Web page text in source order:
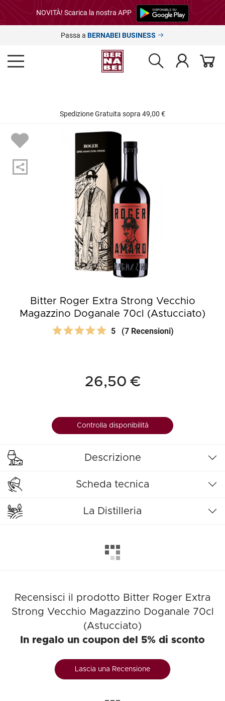
NOVITÀ! Scarica la nostra APP
Passa a BERNABEI BUSINESS
Spedizione Gratuita sopra 49,00 €
Bitter Roger Extra Strong Vecchio
Magazzino Doganale 70cl (Astucciato)
5 (7 Recensioni)
26,50 €
Controlla disponibilità
Descrizione
Scheda tecnica
La Distilleria
Recensisci il prodotto Bitter Roger Extra
Strong Vecchio Magazzino Doganale 70cl
(Astucciato)
In regalo un coupon del 5% di sconto
Lascia una Recensione